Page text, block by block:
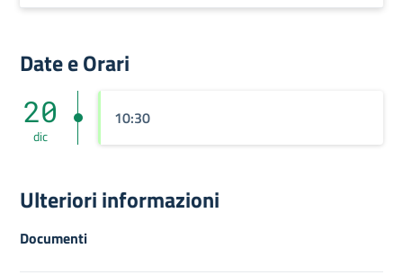
Date e Orari
20
dic
10:30
Ulteriori informazioni
Documenti